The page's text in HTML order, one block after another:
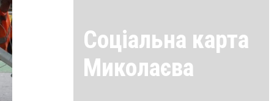
Соціальна карта
Миколаєва